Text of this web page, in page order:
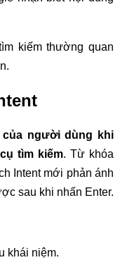
kiếm thường quan
người dùng khi
tìm kiếm. Từ khóa
Intent mới phản ánh
sau khi nhấn Enter.
khái niệm.